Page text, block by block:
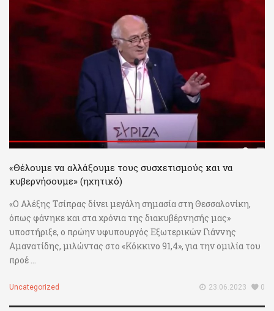
«Θέλουμε να αλλάξουμε τους συσχετισμούς και να
κυβερνήσουμε» (ηχητικό)
«Ο Αλέξης Τσίπρας δίνει μεγάλη σημασία στη Θεσσαλονίκη,
όπως φάνηκε και στα χρόνια της διακυβέρνησής μας»
υποστήριξε, ο πρώην υφυπουργός Εξωτερικών Γιάννης
Αμανατίδης, μιλώντας στο «Κόκκινο 91,4», για την ομιλία του
προέ ...
Uncategorized 23.06.2023 0